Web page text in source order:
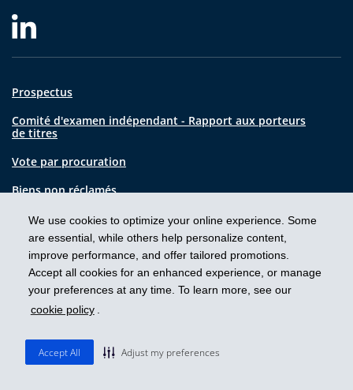
We use cookies to optimize your online experience. Some
are essential, while others help personalize content,
improve performance, and offer tailored promotions.
Accept all cookies for an enhanced experience, or manage
your preferences at any time. To learn more, see our
cookie policy .
Accept All Adjust my preferences
Prospectus
Comité d'examen indépendant - Rapport aux porteurs
de titres
Vote par procuration
Biens non réclamés
Mises en garde et renseignements importants
Plaintes
Des commissions, des commissions de suivi, des frais et des charges
de gestion, des frais et des charges de courtage peuvent être exigés
pour les placements dans des fonds communs de placement, y